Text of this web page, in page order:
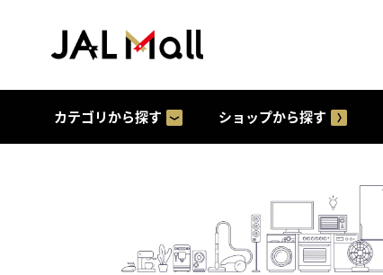
カテゴリから探す ショップから探す